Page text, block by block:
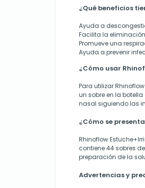
¿Qué beneficios
Ayuda a
Facilita la
Promueve una
Ayuda a prevenir
¿Cómo usar
Para utilizar
un sobre en la
nasal siguiendo las
¿Cómo se
Rhinoflow
contiene 44 sobres
preparación de la
Advertencias y